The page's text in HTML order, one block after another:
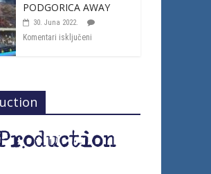
PODGORICA AWAY
30. Juna 2022.
Komentari isključeni